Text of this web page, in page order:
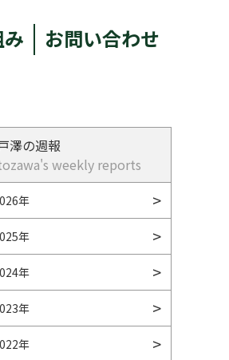
お問い合わせ
澤の週報
weekly reports
年
年
年
年
年